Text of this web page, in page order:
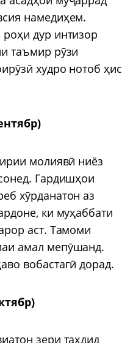
намедиҳем.
дур интизор
таъмир рӯзи
худро нотоб ҳис
молиявӣ ниёз
Гардишҳои
хӯрданатон аз
ки муҳаббати
аст. Тамоми
амал мепӯшанд.
вобастагӣ дорад.
зери таҳдид